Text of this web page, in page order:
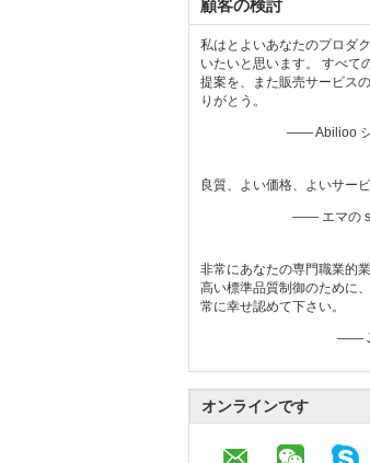
顧客の検討
私はとよいあなたのプロダ
いたいと思います。 すべて
提案を、また販売サービス
りがとう。
—— Abilioo
良質、よい価格、よいサー
—— エマの
非常にあなたの専門職業的
高い標準品質制御のために
常に幸せ認めて下さい。
——
オンラインです